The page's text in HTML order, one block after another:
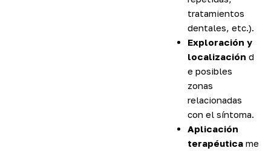
tratamientos
dentales, etc.).
Exploración y
localización d
e posibles
zonas
relacionadas
con el síntoma.
Aplicación
terapéutica me